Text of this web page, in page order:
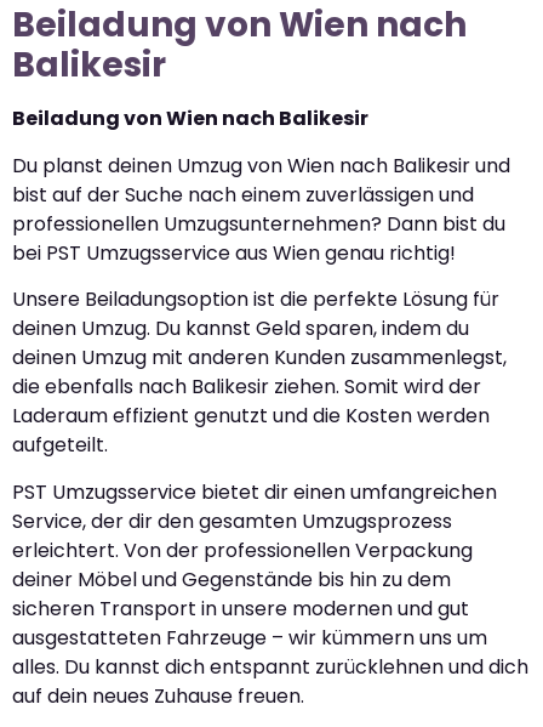
Beiladung von Wien nach
Balikesir
Beiladung von Wien nach Balikesir
Du planst deinen Umzug von Wien nach Balikesir und
bist auf der Suche nach einem zuverlässigen und
professionellen Umzugsunternehmen? Dann bist du
bei PST Umzugsservice aus Wien genau richtig!
Unsere Beiladungsoption ist die perfekte Lösung für
deinen Umzug. Du kannst Geld sparen, indem du
deinen Umzug mit anderen Kunden zusammenlegst,
die ebenfalls nach Balikesir ziehen. Somit wird der
Laderaum effizient genutzt und die Kosten werden
aufgeteilt.
PST Umzugsservice bietet dir einen umfangreichen
Service, der dir den gesamten Umzugsprozess
erleichtert. Von der professionellen Verpackung
deiner Möbel und Gegenstände bis hin zu dem
sicheren Transport in unsere modernen und gut
ausgestatteten Fahrzeuge – wir kümmern uns um
alles. Du kannst dich entspannt zurücklehnen und dich
auf dein neues Zuhause freuen.